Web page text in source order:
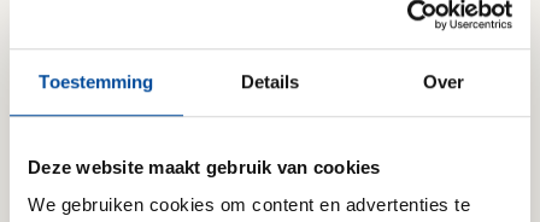
Toestemming Details Over
Deze website maakt gebruik van cookies
We gebruiken cookies om content en advertenties te
Wie gaan er verhuizen?
Volwassenen -